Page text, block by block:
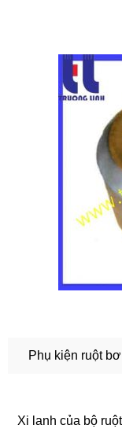
Phụ kiện ruột
Xi lanh của bộ